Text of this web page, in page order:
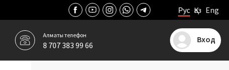
Рус Қаз Eng
Алматы телефон
8 707 383 99 66
Вход